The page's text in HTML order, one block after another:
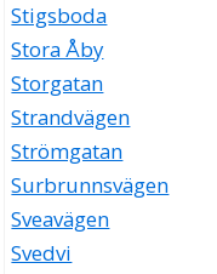
Stigsboda
Stora Åby
Storgatan
Strandvägen
Strömgatan
Surbrunnsvägen
Sveavägen
Svedvi